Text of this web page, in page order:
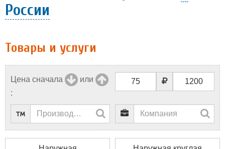
России
Товары и услуги
Цена сначала
или
: